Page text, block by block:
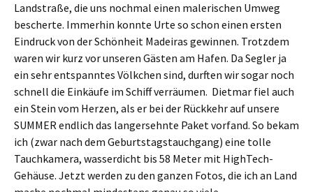
Landstraße, die uns nochmal einen malerischen Umweg
bescherte. Immerhin konnte Urte so schon einen ersten
Eindruck von der Schönheit Madeiras gewinnen. Trotzdem
waren wir kurz vor unseren Gästen am Hafen. Da Segler ja
ein sehr entspanntes Völkchen sind, durften wir sogar noch
schnell die Einkäufe im Schiff verräumen. Dietmar fiel auch
ein Stein vom Herzen, als er bei der Rückkehr auf unsere
SUMMER endlich das langersehnte Paket vorfand. So bekam
ich (zwar nach dem Geburtstagstauchgang) eine tolle
Tauchkamera, wasserdicht bis 58 Meter mit HighTech-
Gehäuse. Jetzt werden zu den ganzen Fotos, die ich an Land